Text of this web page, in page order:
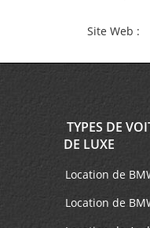
Site Web :
TYPES DE
DE LUXE
Location de
Location de